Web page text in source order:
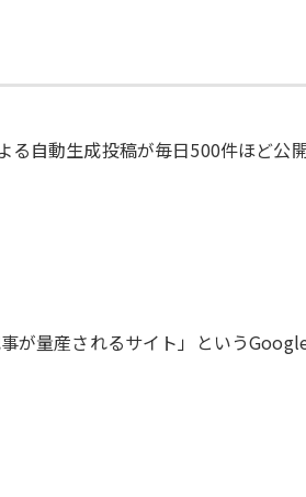
自動生成投稿が毎日500件ほど公開
が量産されるサイト」という